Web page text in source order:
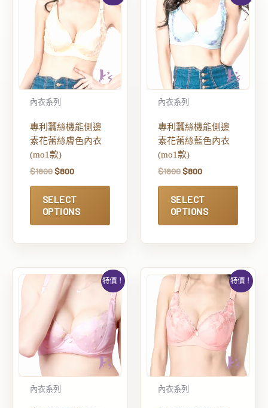
內衣系列
專利蠶絲機能側邊
素花蕾絲膚色內衣
(mo1款)
$1800 $800
SELECT
OPTIONS
內衣系列
專利蠶絲機能側邊
素花蕾絲藍色內衣
(mo1款)
$1800 $800
SELECT
OPTIONS
特價！
內衣系列
特價！
內衣系列